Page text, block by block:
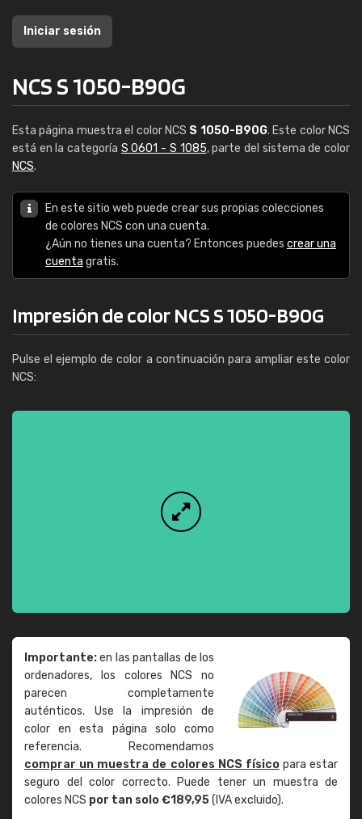
Iniciar sesión
NCS S 1050-B90G
Esta página muestra el color NCS S 1050-B90G. Este color NCS
está en la categoría S 0601 - S 1085, parte del sistema de color
NCS.
En este sitio web puede crear sus propias colecciones
de colores NCS con una cuenta.
¿Aún no tienes una cuenta? Entonces puedes crear una
cuenta gratis.
Impresión de color NCS S 1050-B90G
Pulse el ejemplo de color a continuación para ampliar este color
NCS:
Importante:en las pantallas de los
ordenadores, los colores NCS no
parecen completamente
auténticos. Use la impresión de
color en esta página solo como
referencia. Recomendamos
comprar un muestra de colores NCS físicopara estar
seguro del color correcto. Puede tener un muestra de
colores NCS por tan solo €189,95(IVA excluido).